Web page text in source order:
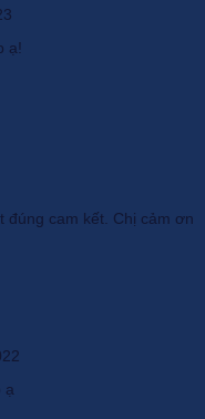
ạ!
đúng cam kết. Chị cảm ơn
ạ